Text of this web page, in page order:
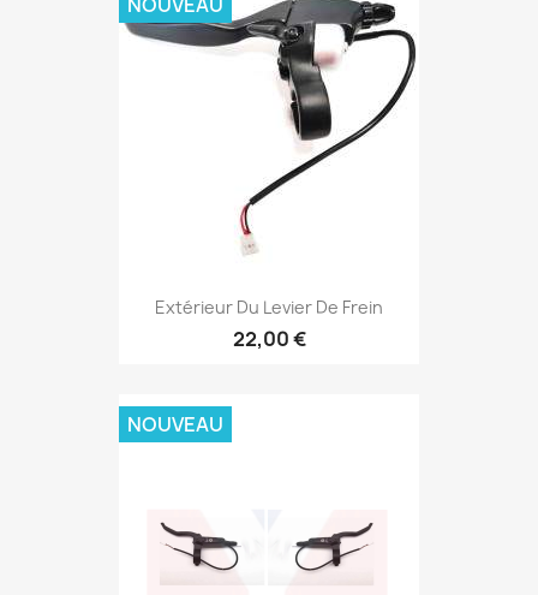
Extérieur Du Levier De Frein
22,00 €
NOUVEAU